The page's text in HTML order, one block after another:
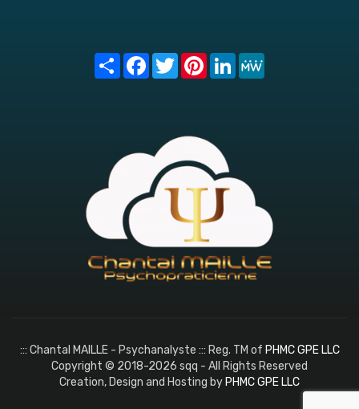
Share FacebookTwitterPinterest
LinkedIn
::: Chantal MAILLE - Psychanalyste ::: Reg. TM of PHMC GPE LLC
Copyright © 2018-2026 sqq - All Rights Reserved
Creation, Design and Hosting by PHMC GPE LLC